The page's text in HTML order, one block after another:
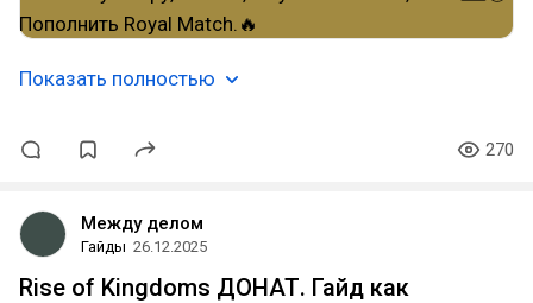
Показать полностью
270
Между делом
Гайды 26.12.2025
Rise of Kingdoms ДОНАТ. Гайд как